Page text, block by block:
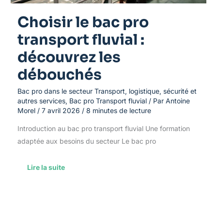
Choisir le bac pro
transport fluvial :
découvrez les
débouchés
Bac pro dans le secteur Transport, logistique, sécurité et
autres services, Bac pro Transport fluvial/ Par Antoine
Morel / 7 avril 2026 / 8 minutes de lecture
Introduction au bac pro transport fluvial Une formation
adaptée aux besoins du secteur Le bac pro
Lire la suite